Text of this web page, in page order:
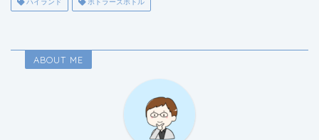
ハイランド ボトラーズボトル
ABOUT ME